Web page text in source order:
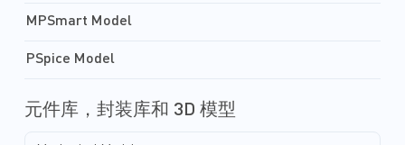
MPSmart Model
PSpice Model
元件库，封装库和 3D 模型